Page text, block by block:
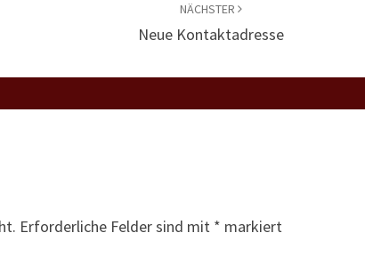
NÄCHSTER
Neue Kontaktadresse
Erforderliche Felder sind mit * markiert